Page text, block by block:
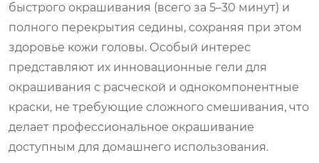
быстрого окрашивания (всего за 5–30 минут) и
полного перекрытия седины, сохраняя при этом
здоровье кожи головы. Особый интерес
представляют их инновационные гели для
окрашивания с расческой и однокомпонентные
краски, не требующие сложного смешивания, что
делает профессиональное окрашивание
доступным для домашнего использования.